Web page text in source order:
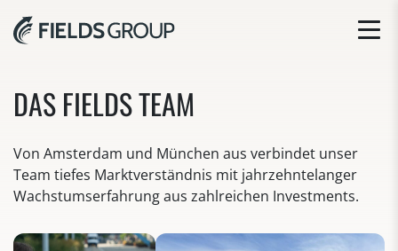
DAS FIELDS TEAM
Von Amsterdam und München aus verbindet unser
Team tiefes Marktverständnis mit jahrzehntelanger
Wachstumserfahrung aus zahlreichen Investments.